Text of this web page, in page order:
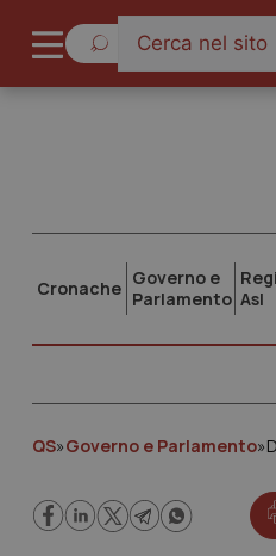
Cronache Governo e
Parlamento Asl
QS»Governo e Parlamento»